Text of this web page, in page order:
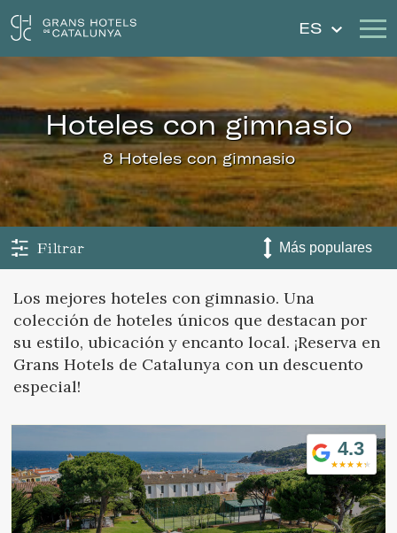
ES
Nuestros Hoteles Escapadas
Bodas Cheques Regalo
Descubre Cataluña Contacto
Iniciar sesión Crear cuenta
hoteles con gimnasio
8 Hoteles con gimnasio
Filtrar
Los mejores hoteles con gimnasio. Una
colección de hoteles únicos que destacan por
su estilo, ubicación y encanto local. ¡Reserva en
Grans Hotels de Catalunya con un descuento
especial!
4.3